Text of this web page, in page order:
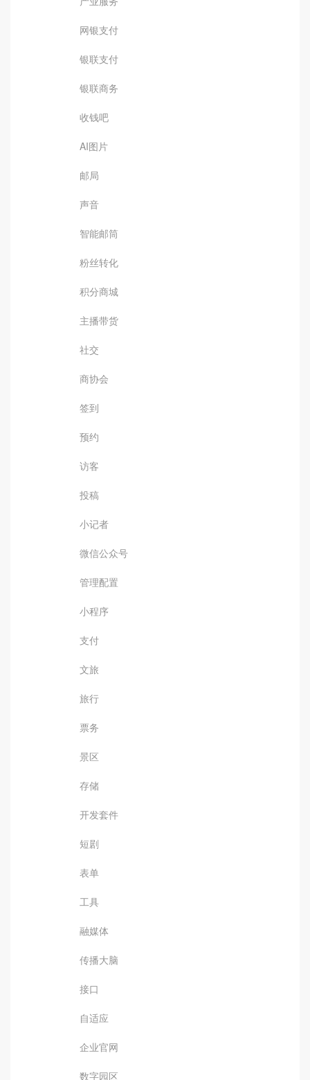
网银支付
银联支付
银联商务
收钱吧
AI图片
邮局
声音
智能邮筒
粉丝转化
积分商城
主播带货
社交
商协会
签到
预约
访客
投稿
小记者
微信公众号
管理配置
小程序
支付
文旅
旅行
票务
景区
存储
开发套件
短剧
表单
工具
融媒体
传播大脑
接口
自适应
企业官网
数字园区